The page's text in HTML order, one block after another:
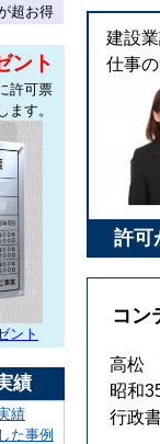
建設
仕事
許可
コン
高松
昭和35
行政書
超お得
ント
許可票
す。
ント
績
績
た事例